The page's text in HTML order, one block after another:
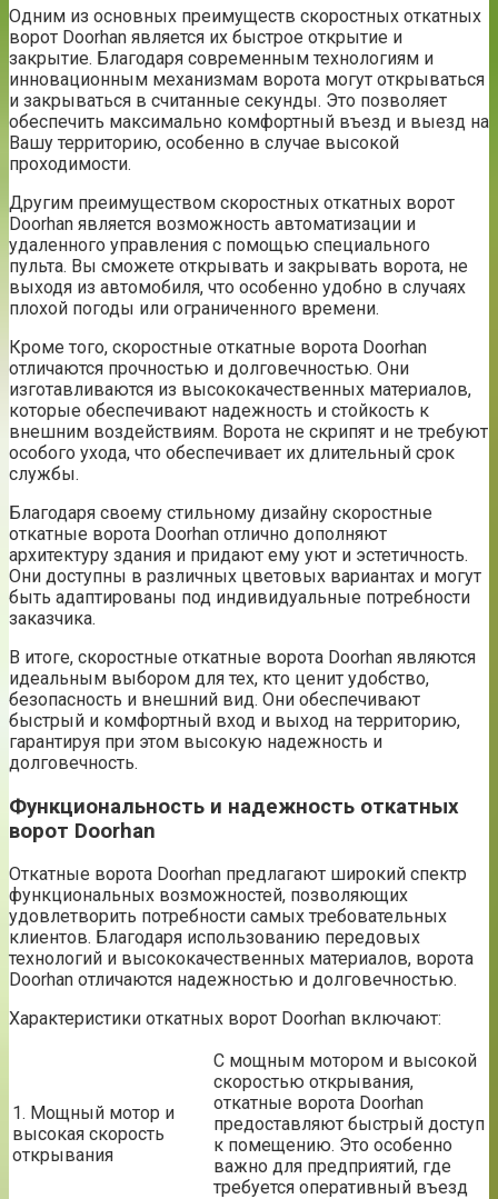
Одним из основных преимуществ скоростных откатных
ворот Doorhan является их быстрое открытие и
закрытие. Благодаря современным технологиям и
инновационным механизмам ворота могут открываться
и закрываться в считанные секунды. Это позволяет
обеспечить максимально комфортный въезд и выезд на
Вашу территорию, особенно в случае высокой
проходимости.
Другим преимуществом скоростных откатных ворот
Doorhan является возможность автоматизации и
удаленного управления с помощью специального
пульта. Вы сможете открывать и закрывать ворота, не
выходя из автомобиля, что особенно удобно в случаях
плохой погоды или ограниченного времени.
Кроме того, скоростные откатные ворота Doorhan
отличаются прочностью и долговечностью. Они
изготавливаются из высококачественных материалов,
которые обеспечивают надежность и стойкость к
внешним воздействиям. Ворота не скрипят и не требуют
особого ухода, что обеспечивает их длительный срок
службы.
Благодаря своему стильному дизайну скоростные
откатные ворота Doorhan отлично дополняют
архитектуру здания и придают ему уют и эстетичность.
Они доступны в различных цветовых вариантах и могут
быть адаптированы под индивидуальные потребности
заказчика.
В итоге, скоростные откатные ворота Doorhan являются
идеальным выбором для тех, кто ценит удобство,
безопасность и внешний вид. Они обеспечивают
быстрый и комфортный вход и выход на территорию,
гарантируя при этом высокую надежность и
долговечность.
Функциональность и надежность откатных
ворот Doorhan
Откатные ворота Doorhan предлагают широкий спектр
функциональных возможностей, позволяющих
удовлетворить потребности самых требовательных
клиентов. Благодаря использованию передовых
технологий и высококачественных материалов, ворота
Doorhan отличаются надежностью и долговечностью.
Характеристики откатных ворот Doorhan включают:
1. Мощный мотор и
высокая скорость
открывания
С мощным мотором и высокой
скоростью открывания,
откатные ворота Doorhan
предоставляют быстрый доступ
к помещению. Это особенно
важно для предприятий, где
требуется оперативный въезд